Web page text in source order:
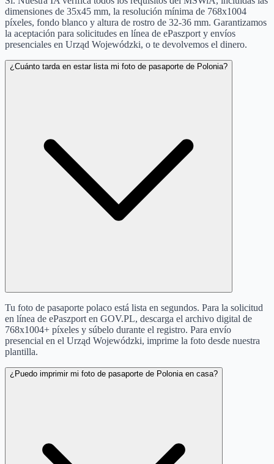
dimensiones de 35x45 mm, la resolución mínima de 768x1004
píxeles, fondo blanco y altura de rostro de 32-36 mm. Garantizamos
la aceptación para solicitudes en línea de ePaszport y envíos
presenciales en Urząd Wojewódzki, o te devolvemos el dinero.
¿Cuánto tarda en estar lista mi foto de pasaporte de Polonia?
Tu foto de pasaporte polaco está lista en segundos. Para la solicitud
en línea de ePaszport en GOV.PL, descarga el archivo digital de
768x1004+ píxeles y súbelo durante el registro. Para envío
presencial en el Urząd Wojewódzki, imprime la foto desde nuestra
plantilla.
¿Puedo imprimir mi foto de pasaporte de Polonia en casa?